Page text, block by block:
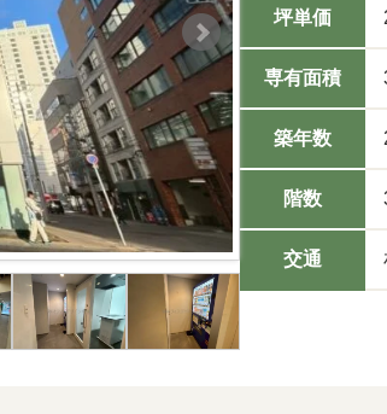
坪単価
専有面積
築年数
階数
交通